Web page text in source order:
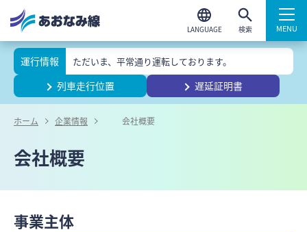
検索
運行情報 ただいま、平常通り運転しております。
列車走行位置 遅延証明書
ホーム 企業情報 会社概要
会社概要
事業主体